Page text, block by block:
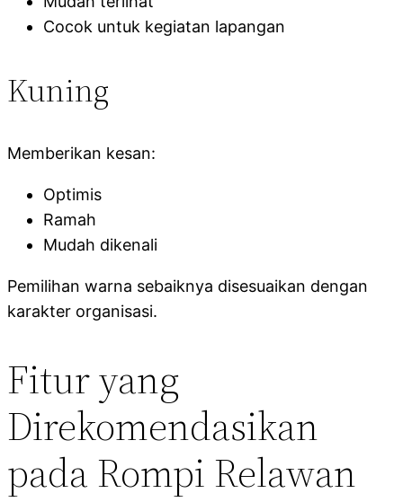
Cocok untuk kegiatan lapangan
Kuning
Memberikan kesan:
Optimis
Ramah
Mudah dikenali
Pemilihan warna sebaiknya disesuaikan dengan
karakter organisasi.
Fitur yang
Direkomendasikan
pada Rompi Relawan